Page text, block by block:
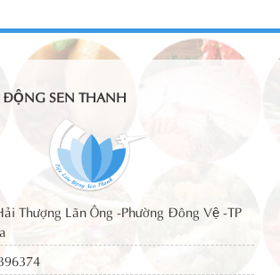
ĐỘNG SEN THANH
Thượng Lãn Ông -Phường Đông Vệ -TP